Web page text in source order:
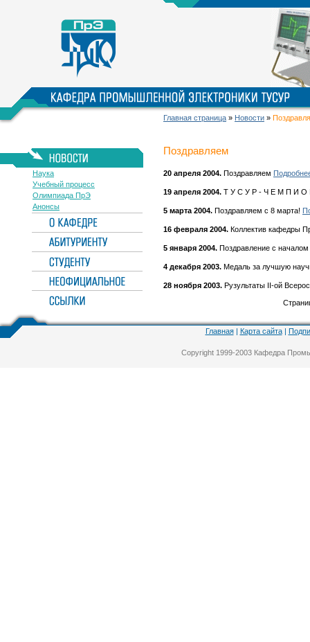
Главная страница » Новости »
Наука
Учебный процесс
Олимпиада ПрЭ
Анонсы
Поздравляем
20 апреля 2004. Поздравляем
19 апреля 2004. Т У С У Р - Ч Е М П И О
5 марта 2004. Поздравляем с 8 марта!
16 февраля 2004. Коллектив кафедры
5 января 2004. Поздравление с
4 декабря 2003. Медаль за лучшую
28 ноября 2003. Рузультаты II-ой
Главная| Карта сайта|
Copyright 1999-2003 Кафедра